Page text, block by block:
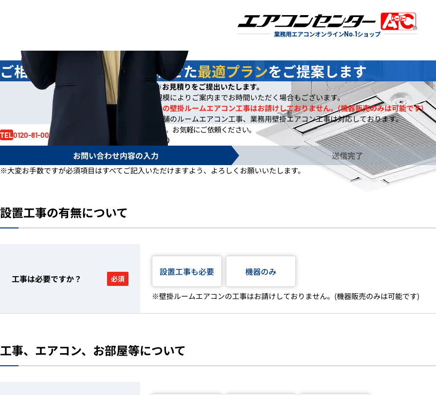
業務用エアコンオンラインNo.1ショップ
ご相談 無料 ！お客様に合わせた最適プランをご提案します
※お見積りをご提出いたします。
※ご依頼の規模によりご案内までお時間いただく場合もございます。
※一般住宅への壁掛ルームエアコン工事はお請けしておりません。(機器販売のみは可能です)
※事務所や店舗のルームエアコン工事、業務用壁掛エアコン工事は対応しております。
TEL0120-81-0017
お見積り依頼はお電話でも賜ります。 お気軽にご依頼ください。
月～金 9:00～17:30
お問い合わせ内容の入力 送信完了
※大変お手数ですが必須項目はすべてご記入いただけますよう、よろしくお願いいたします。
設置工事の有無について
工事は必要ですか？ 必須
設置工事も必要 機器のみ
※壁掛ルームエアコンの工事はお請けしておりません。(機器販売のみは可能です)
工事、エアコン、お部屋等について